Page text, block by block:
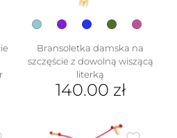
Bransoletka damska na
szczęście z dowolną wiszącą
literką
140.00 zł
ma